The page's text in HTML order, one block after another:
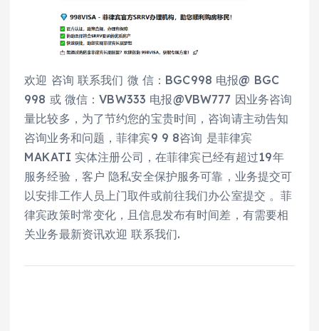
欢迎 咨询 联系我们 微 信：BGC998 电报@ BGC
998 或 微信：VBW333 电报@VBW777 因业务咨询
量比较多，为了节约您的宝贵时间，咨询请主动告知
咨询业务和问题，菲律宾9 9 8咨询 是菲律宾
MAKATI 实体注册公司，在菲律宾已经有超过19年
服务经验，客户 隐私安全保护服务可靠，业务提交可
以安排工作人员上门取件或前往我们办公室提交 。菲
律宾政策时常变化，且信息发布有时间差，有需要相
关业务最新资讯欢迎 联系我们.